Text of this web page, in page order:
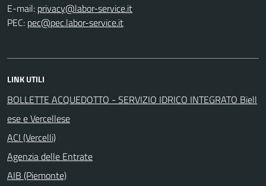
E-mail:
PEC:
LINK UTILI
BOLLETTE ACQUEDOTTO - SERVIZIO IDRICO INTEGRATO Biell
ese e Vercellese
ACI (Vercelli)
Agenzia delle Entrate
AIB (Piemonte)